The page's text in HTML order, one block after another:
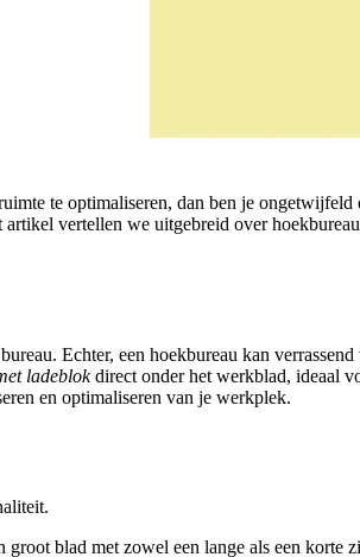
te optimaliseren, dan ben je ongetwijfeld
vertellen we uitgebreid over
Echter, een hoekbureau kan
ladeblokdirect onder het werkblad, ideaal
en optimaliseren van je werkplek.
groot blad met zowel een lange als een